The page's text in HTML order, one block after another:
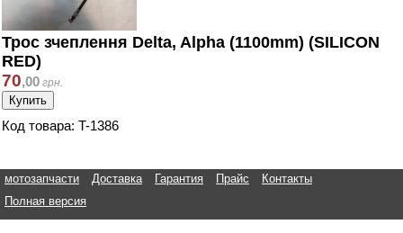
Трос зчеплення Delta, Alpha (1100mm) (SILICON
RED)
70,00 грн.
Код товара: T-1386
мотозапчасти Доставка Гарантия Прайс
Контакты
Полная версия